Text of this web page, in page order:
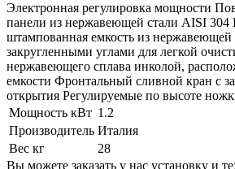
Электронная регулировка мощности
панели из нержавеющей стали AISI 304
штампованная емкость из нержавеющей
закругленными углами для легкой
нержавеющего сплава инколой,
емкости Фронтальный сливной кран с
открытия Регулируемые по высоте
Мощность кВт 1.2
Производитель Италия
Вес кг
28
Вы можете заказать у нас установку и